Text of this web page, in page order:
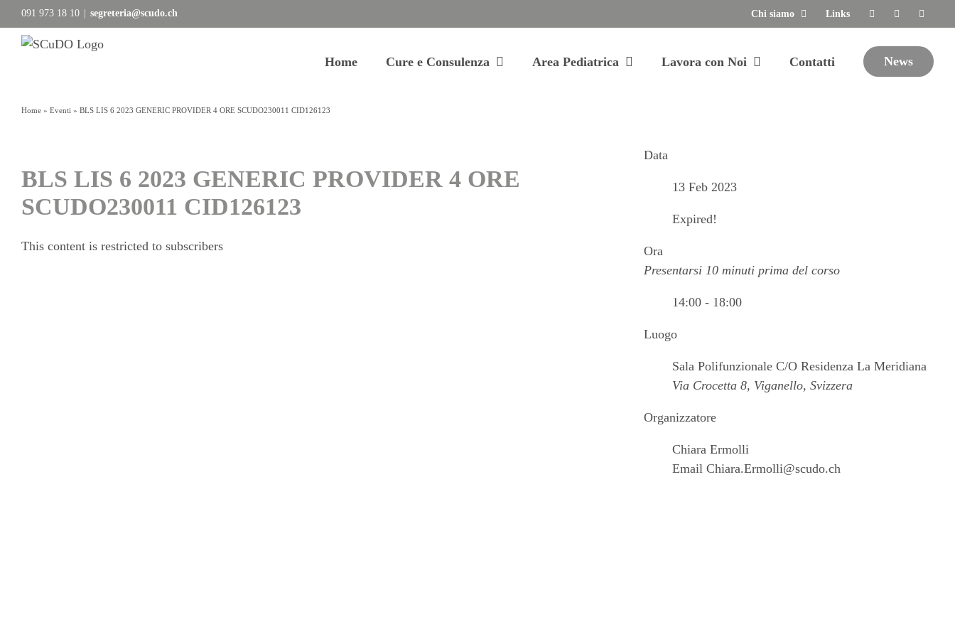
Salta
al
contenuto
091 973 18 10 segreteria@scudo.ch Chi siamo Links
Home Cure e Consulenza Area Pediatrica Lavora con Noi Contatti News
Home » Eventi » BLS LIS 6 2023 GENERIC PROVIDER 4 ORE SCUDO230011 CID126123
BLS LIS 6 2023 GENERIC PROVIDER 4 ORE
SCUDO230011 CID126123
This content is restricted to subscribers
Data
13 Feb 2023
Expired!
Ora
Presentarsi 10 minuti prima del corso
14:00 - 18:00
Luogo
Sala Polifunzionale C/O Residenza La Meridiana
Via Crocetta 8, Viganello, Svizzera
Organizzatore
Chiara Ermolli
Email Chiara.Ermolli@scudo.ch